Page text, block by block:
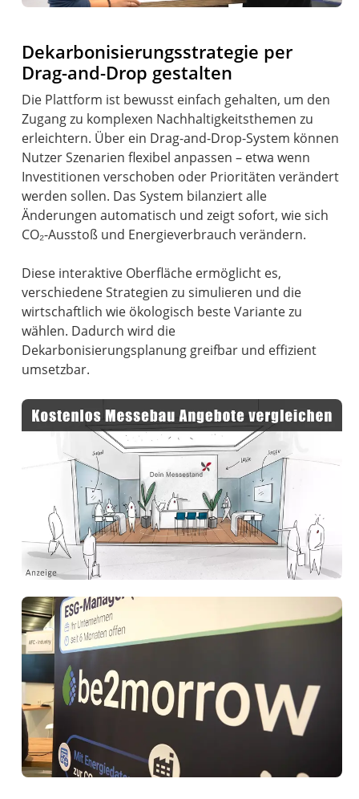
Dekarbonisierungsstrategie per
Drag-and-Drop gestalten
Die Plattform ist bewusst einfach gehalten, um den
Zugang zu komplexen Nachhaltigkeitsthemen zu
erleichtern. Über ein Drag-and-Drop-System können
Nutzer Szenarien flexibel anpassen – etwa wenn
Investitionen verschoben oder Prioritäten verändert
werden sollen. Das System bilanziert alle
Änderungen automatisch und zeigt sofort, wie sich
CO₂-Ausstoß und Energieverbrauch verändern.
Diese interaktive Oberfläche ermöglicht es,
verschiedene Strategien zu simulieren und die
wirtschaftlich wie ökologisch beste Variante zu
wählen. Dadurch wird die
Dekarbonisierungsplanung greifbar und effizient
umsetzbar.